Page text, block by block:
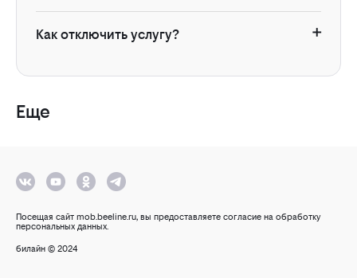
в сутки.
Как отключить услугу?
кабинете насайтеили вмобильном приложении.
Еще
Посещая сайт mob.beeline.ru, вы предоставляете согласие на обработку
персональных данных.
билайн © 2024